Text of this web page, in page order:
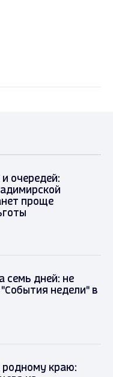
и очередей:
проще
семь дней: не
недели" в
родному краю: